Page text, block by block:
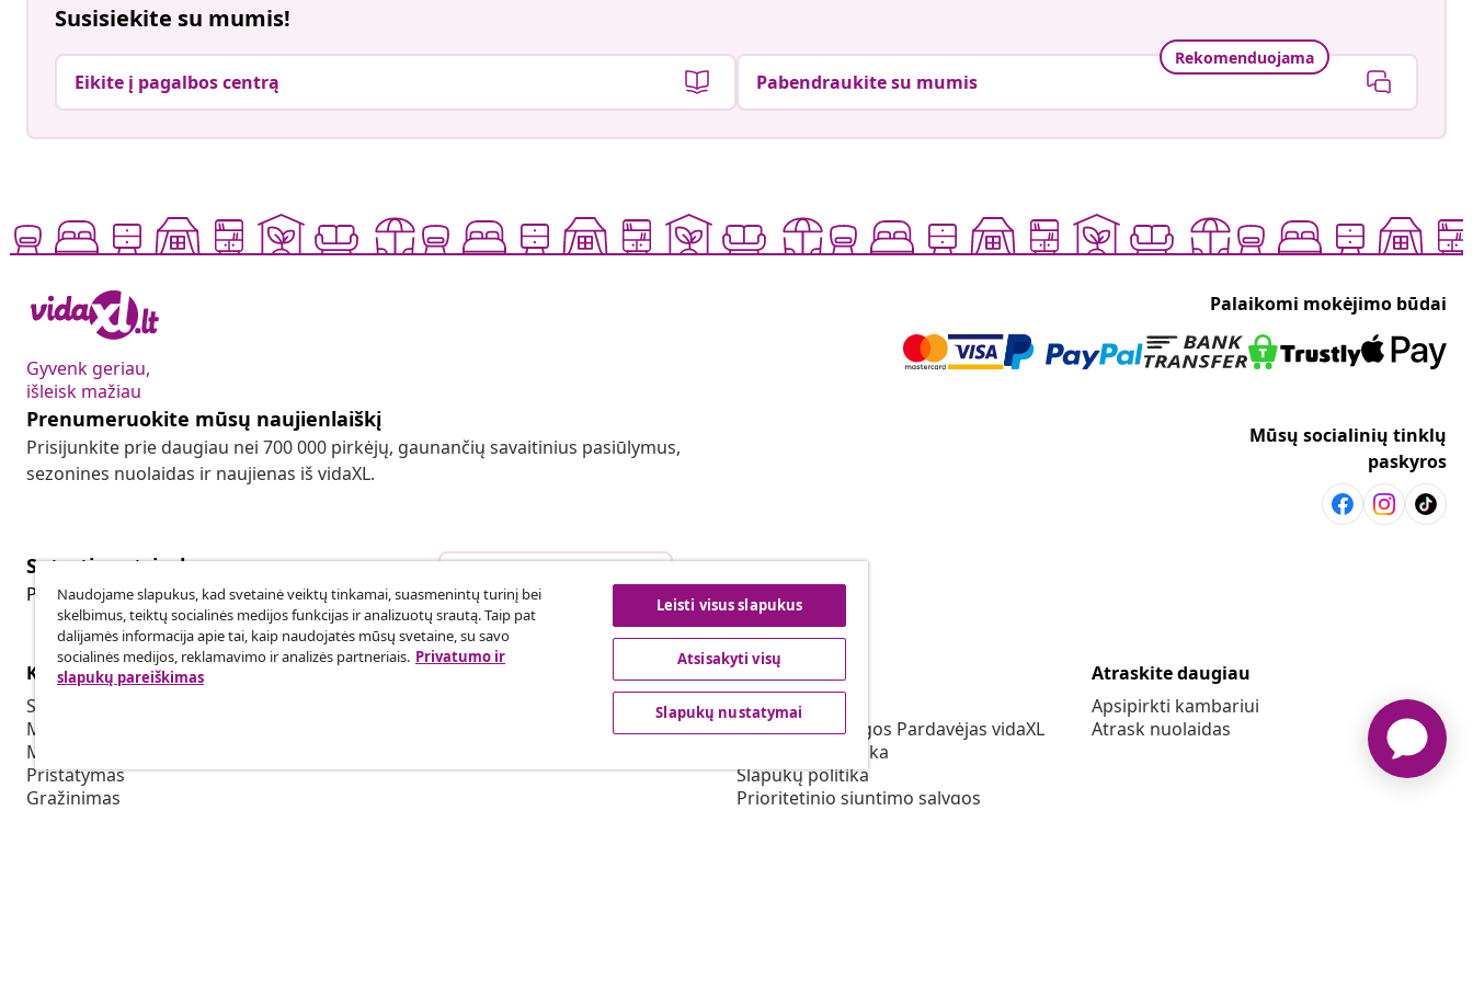
Susisiekite su mumis!
Eikite į pagalbos centrą
Rekomenduojama
Pabendraukite su mumis
Gyvenk geriau,
išleisk mažiau
Palaikomi mokėjimo būdai
Prenumeruokite mūsų naujienlaiškį
Prisijunkite prie daugiau nei 700 000 pirkėjų, gaunančių savaitinius pasiūlymus,
sezonines nuolaidas ir naujienas iš vidaXL.
Mūsų socialinių tinklų
paskyros
Sutarties atsisakymas
Pateikite prašymą atsisakyti užsakymo.
Sutarties atsisakymas
Klientų aptarnavimas
Sekti savo užsakymą
Mano paskyra
Mokėjimas
Pristatymas
Grąžinimas
vidaXL
Apie vidaXL
Terminai ir sąlygos Pardavėjas vidaXL
Privatumo politika
Slapukų politika
Prioritetinio siuntimo sąlygos
Atraskite daugiau
Apsipirkti kambariui
Atrask nuolaidas
Naudojame slapukus, kad svetainė veiktų tinkamai, suasmenintų turinį bei
skelbimus, teiktų socialinės medijos funkcijas ir analizuotų srautą. Taip pat
dalijamės informacija apie tai, kaip naudojatės mūsų svetaine, su savo
socialinės medijos, reklamavimo ir analizės partneriais. Privatumo ir
slapukų pareiškimas
Leisti visus slapukus
Atsisakyti visų
Slapukų nustatymai